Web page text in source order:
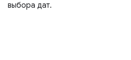
выбора дат.